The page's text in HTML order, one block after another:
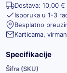
Dostava: 10,00
Isporuka u 1-3
Besplatno
Karticama,
Specifikacije
Šifra (SKU)